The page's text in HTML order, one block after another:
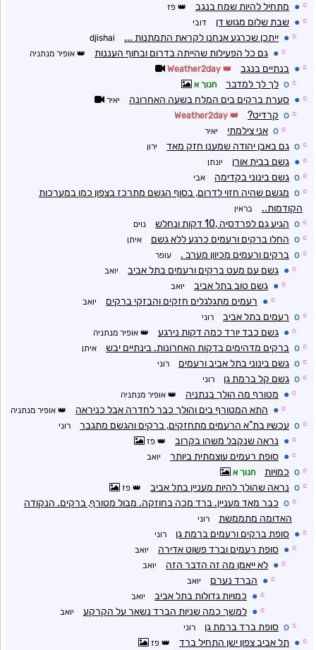
☼
● מתחיל להיות שמח בנגב פז
☼
● שבת שלום מגוש דן דובי
☼
● ייתכן שכרגע אנחנו לקראת התמתנות ... djishai
☼
● גם כל הפעילות שהייתה בדרום ובחוף העננות אופיר מנתניה
☼
● בנתיים בנגב
☼
o לך לך למדבר חנוך א
☼
● סערת ברקים בים המלח בשעה האחרונה יאיר
☼
o קרדיט?
☼
o אני צילמתי יאיר
☼
o גם באבן יהודה שמענו חזק מאד ירון
☼
● גשם בבית אורן יונתן
☼
o גשם בינוני בקדימה אבי
☼
o מגשם שהיה חזוי לדרום, בסוף הגשם מתרכז בצפון כמו במערכות
הקודמות..
בראין
☼
o הגיע גם לפרדסיה ,10 דקות ונחלש נוים
☼
o החלו ברקים ורעמים כרגע ללא גשם איתן
☼
o ברקים ורעמים מכיוון מערב . עופר
☼
● גשם עם מעט ברקים ורעמים בתל אביב יואב
☼
● גשם טוב בתל אביב יואב
☼
● רעמים מתגלגלים חזקים והבזקי ברקים יואב
☼
o רעמים בתל אביב רוני
☼
● גשם כבד יורד כמה דקות נירגע אופיר מנתניה
☼
o ברקים מדהימים בדקות האחרונות. בינתיים יבש איתן
☼
o גשם בינוני בתל אביב ורעמים רוני
☼
o גשם קל ברמת גן רוני
☼
● מטורף מה הולך בנתניה אופיר מנתניה
☼
● התא המטורף בים והולך כבר לחדרה אבל כניראה אופיר מנתניה
☼
o עכשיו בת"א הרעמים מתחזקים, ברקים והגשם מתגבר רוני
☼
● נראה שנקבל משהו בקרוב פז
☼
● סופת רעמים עוצמתית ביותר יואב
☼
o כמויות חנוך א
☼
o נראה שהולך להיות מעניין בתל אביב פז
☼
o כבר מאד מעניין. ברד מכה בחוזקה. מבול מטורף, ברקים. הנקודה
האדומה מתממשת
רוני
☼
● סופת ברקים ורעמים ברמת גן רוני
☼
● סופת רעמים וברד פשוט אדירה יואב
☼
● לא ייאמן מה זה הדבר הזה יואב
☼
● הברד נערם יואב
☼
● כמויות גדולות בתל אביב יואב
☼
● למשך כמה שניות הברד נשאר על הקרקע יואב
☼
o סופת ברד ברמת גן רוני
☼
● תל אביב צפון ישן התחיל ברד פז